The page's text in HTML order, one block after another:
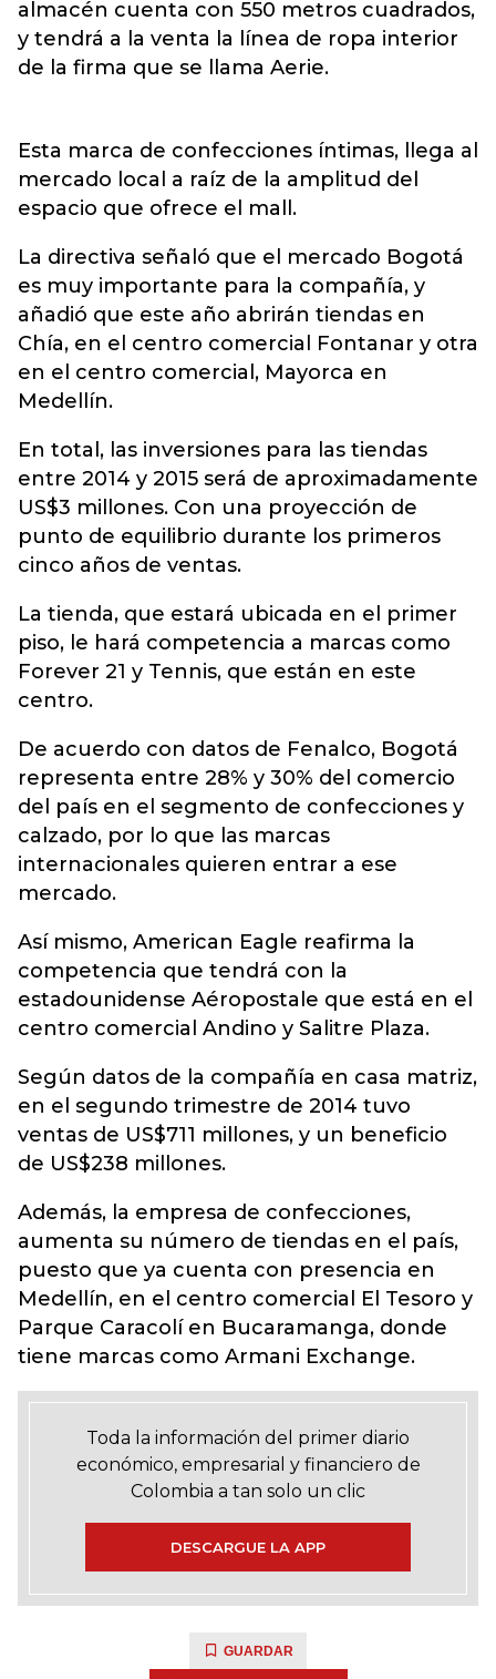
almacén cuenta con 550 metros cuadrados,
y tendrá a la venta la línea de ropa interior
de la firma que se llama Aerie.
Esta marca de confecciones íntimas, llega al
mercado local a raíz de la amplitud del
espacio que ofrece el mall.
La directiva señaló que el mercado Bogotá
es muy importante para la compañía, y
añadió que este año abrirán tiendas en
Chía, en el centro comercial Fontanar y otra
en el centro comercial, Mayorca en
Medellín.
En total, las inversiones para las tiendas
entre 2014 y 2015 será de aproximadamente
US$3 millones. Con una proyección de
punto de equilibrio durante los primeros
cinco años de ventas.
La tienda, que estará ubicada en el primer
piso, le hará competencia a marcas como
Forever 21 y Tennis, que están en este
centro.
De acuerdo con datos de Fenalco, Bogotá
representa entre 28% y 30% del comercio
del país en el segmento de confecciones y
calzado, por lo que las marcas
internacionales quieren entrar a ese
mercado.
Así mismo, American Eagle reafirma la
competencia que tendrá con la
estadounidense Aéropostale que está en el
centro comercial Andino y Salitre Plaza.
Según datos de la compañía en casa matriz,
en el segundo trimestre de 2014 tuvo
ventas de US$711 millones, y un beneficio
de US$238 millones.
Además, la empresa de confecciones,
aumenta su número de tiendas en el país,
puesto que ya cuenta con presencia en
Medellín, en el centro comercial El Tesoro y
Parque Caracolí en Bucaramanga, donde
tiene marcas como Armani Exchange.
Toda la información del primer diario
económico, empresarial y financiero de
Colombia a tan solo un clic
DESCARGUE LA APP
GUARDAR